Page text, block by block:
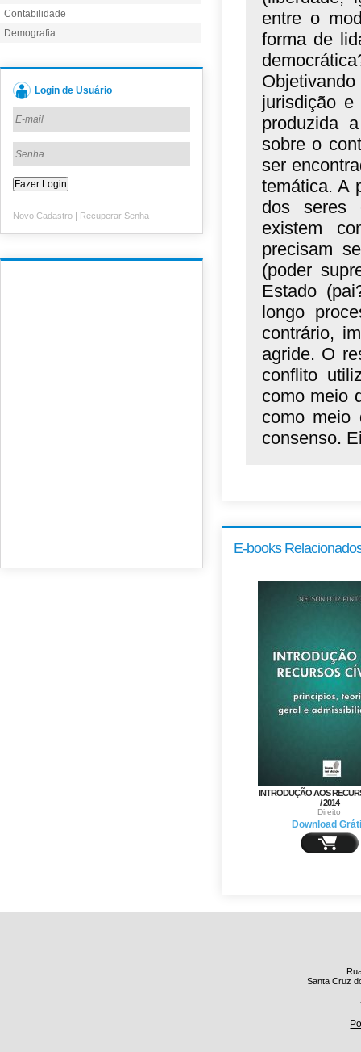
Contabilidade
Demografia
Login de Usuário
Novo Cadastro Recuperar Senha
entre o
forma de
jurisdição
produzida
sobre o
ser
temática. A
dos seres
existem
precisam
(poder
Estado
longo
contrário,
agride. O
conflito
como meio
como meio
consenso.
E-books
INTRODUÇÃO AOS
/ 2014
Direito
Download
Santa Cruz